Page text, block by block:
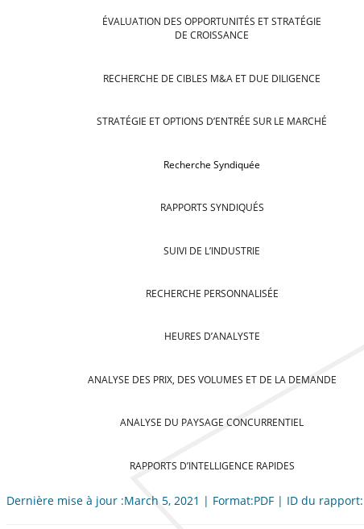
ÉVALUATION DES OPPORTUNITÉS ET STRATÉGIE
DE CROISSANCE
RECHERCHE DE CIBLES M&A ET DUE DILIGENCE
STRATÉGIE ET OPTIONS D’ENTRÉE SUR LE MARCHÉ
Recherche Syndiquée
RAPPORTS SYNDIQUÉS
SUIVI DE L’INDUSTRIE
RECHERCHE PERSONNALISÉE
HEURES D’ANALYSTE
ANALYSE DES PRIX, DES VOLUMES ET DE LA DEMANDE
ANALYSE DU PAYSAGE CONCURRENTIEL
RAPPORTS D’INTELLIGENCE RAPIDES
Dernière mise à jour :March 5, 2021 | Format:PDF | ID du